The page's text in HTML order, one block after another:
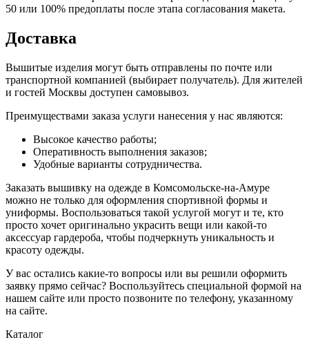
50 или 100% предоплаты после этапа согласования макета.
Доставка
Вышитые изделия могут быть отправлены по почте или
транспортной компанией (выбирает получатель). Для жителей
и гостей Москвы доступен самовывоз.
Преимуществами заказа услуги нанесения у нас являются:
Высокое качество работы;
Оперативность выполнения заказов;
Удобные варианты сотрудничества.
Заказать вышивку на одежде в Комсомольске-на-Амуре
можно не только для оформления спортивной формы и
униформы. Воспользоваться такой услугой могут и те, кто
просто хочет оригинально украсить вещи или какой-то
аксессуар гардероба, чтобы подчеркнуть уникальность и
красоту одежды.
У вас остались какие-то вопросы или вы решили оформить
заявку прямо сейчас? Воспользуйтесь специальной формой на
нашем сайте или просто позвоните по телефону, указанному
на сайте.
Каталог